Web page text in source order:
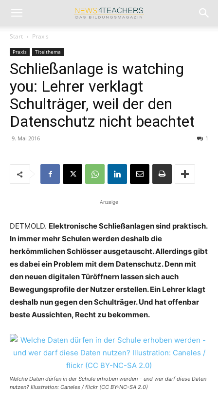
Start Praxis
Praxis Titelthema
Schließanlage is watching
you: Lehrer verklagt
Schulträger, weil der den
Datenschutz nicht beachtet
9. Mai 2016 1
Anzeige
DETMOLD. Elektronische Schließanlagen sind praktisch.
In immer mehr Schulen werden deshalb die
herkömmlichen Schlösser ausgetauscht. Allerdings gibt
es dabei ein Problem mit dem Datenschutz. Denn mit
den neuen digitalen Türöffnern lassen sich auch
Bewegungsprofile der Nutzer erstellen. Ein Lehrer klagt
deshalb nun gegen den Schulträger. Und hat offenbar
beste Aussichten, Recht zu bekommen.
Welche Daten dürfen in der Schule erhoben werden – und wer darf diese Daten
nutzen? Illustration: Caneles / flickr (CC BY-NC-SA 2.0)